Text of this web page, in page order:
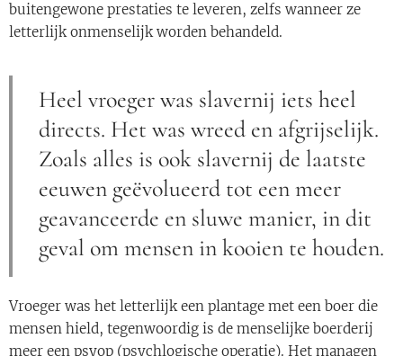
buitengewone prestaties te leveren, zelfs wanneer ze
letterlijk onmenselijk worden behandeld.
Heel vroeger was slavernij iets heel
directs. Het was wreed en afgrijselijk.
Zoals alles is ook slavernij de laatste
eeuwen geëvolueerd tot een meer
geavanceerde en sluwe manier, in dit
geval om mensen in kooien te houden.
Vroeger was het letterlijk een plantage met een boer die
mensen hield, tegenwoordig is de menselijke boerderij
meer een psyop (psychlogische operatie). Het managen